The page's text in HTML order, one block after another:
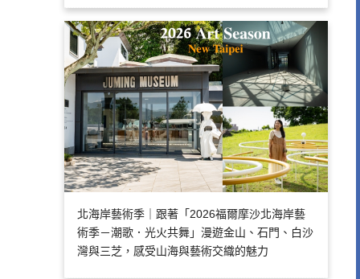
北海岸藝術季｜跟著「2026福爾摩沙北海岸藝
術季－潮歌．光火共舞」漫遊金山、石門、白沙
灣與三芝，感受山海與藝術交織的魅力